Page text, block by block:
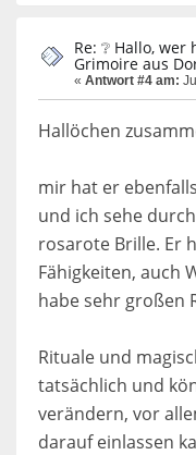
Re: ❔ Hallo,
Grimoire aus
« Antwort #4 am:
Hallöchen
mir hat er
und ich sehe
rosarote Brille. Er
Fähigkeiten, auch
habe sehr großen
Rituale und
tatsächlich und
verändern, vor
darauf einlassen